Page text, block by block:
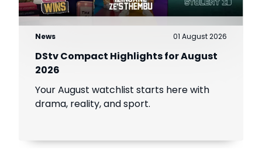
News 01 August 2026
DStv Compact Highlights for August
2026
Your August watchlist starts here with
drama, reality, and sport.